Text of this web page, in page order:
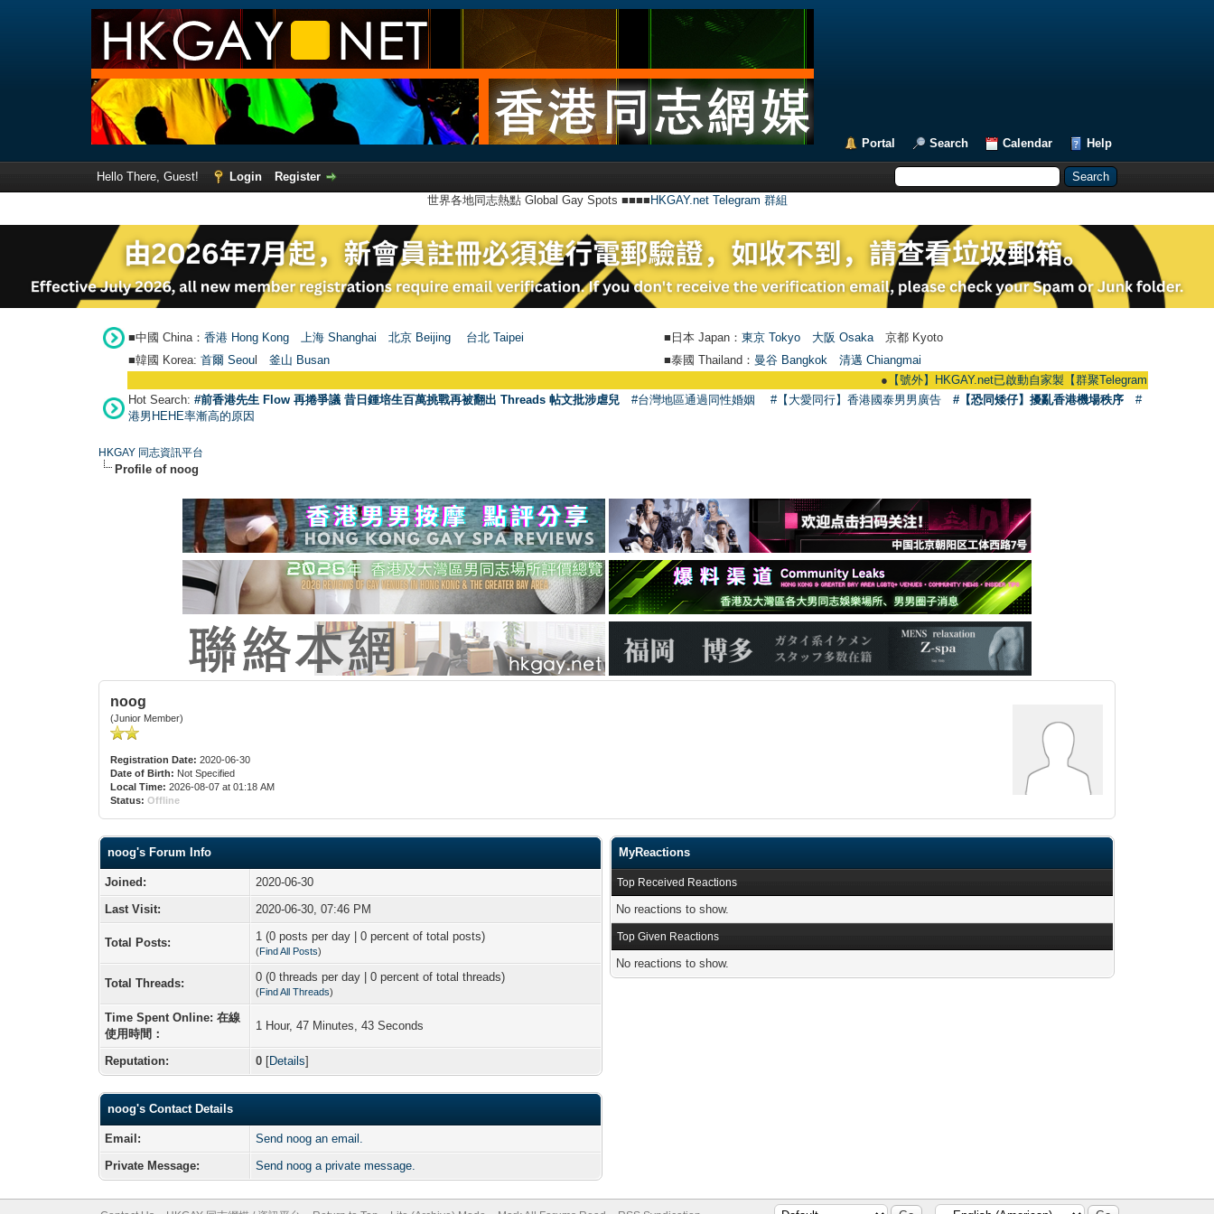
Portal Search Calendar Help
Hello There, Guest! Login
Register
世界各地同志熱點 Global Gay Spots ■■■■ HKGAY.net Telegram 群組
■中國 China： 香港 Hong Kong 上海 Shanghai 北京 Beijing 台北 Taipei ■日本 Japan： 東京 Tokyo 大阪 Osaka 京都 Kyoto
■韓國 Korea: 首爾 Seou 釜山 Busan ■泰國 Thailand： 曼谷 Bangkok
清邁 Chiangmai
【號外】HKGAY.net已啟動自家製【群聚Telegram群組】
Hot Search: #前香港先生 Flow 再捲爭議 昔日鍾培生百萬挑戰再被翻出 Threads 帖文批涉虐兒 #台灣地區通過同性婚姻 #【大愛同行】香港國泰男男廣告 #【恐同矮仔】擾亂香港機場秩序
#
港男HEHE率漸高的原因
HKGAY 同志資訊平台
Profile of noog
noog
(Junior Member)
Registration Date: 2020-06-30
Date of Birth: Not Specified
Local Time: 2026-08-07 at 01:18 AM
Status: Offline
noog's Forum Info
Joined:
2020-06-30
Last Visit:
2020-06-30, 07:46 PM
Total Posts: 1 (0 posts per day | 0 percent of total posts)
(Find All Posts)
Total Threads: 0 (0 threads per day | 0 percent of total threads)
(Find All Threads)
Time Spent Online: 在線
使用時間：
1 Hour, 47 Minutes, 43 Seconds
Reputation: 0 [Details]
noog's Contact Details
Email:
Send noog an email.
Private Message:
Send noog a private message.
MyReactions
Top Received Reactions
No reactions to show.
Top Given Reactions
No reactions to show.